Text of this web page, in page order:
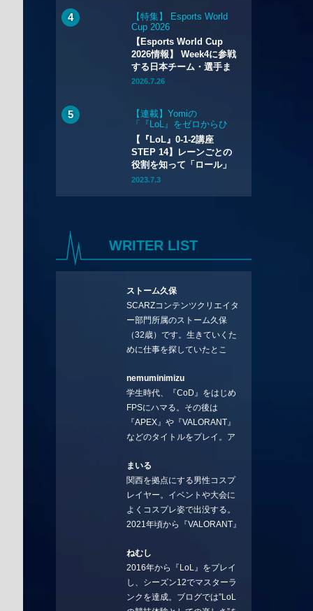
【特集】 Esports World
Cup 2026
【Esports World Cup
2026情報】 Week4に参戦
する日本チーム・選手ま
とめ
2026.7.26
【連載】Yomiの
「『LoL』をゼロからひ
とりでも始められるハウ
ツー講座」
【『LoL』0-1-2講座
STEP 14】レーンごとの
役割を知って「ロール」
を選ぼう
2023.7.3
WRITER LIST
ストーム久保
SCARZコンテンツクリエイタ
ー部門所属のストーム久保
（32歳）です。生きていくた
めに仕事を探していたとこ
コラムを連載させてもらえる
ことになりました。言いたい
ことを言っていきます。X：
https://x.com/stormKUBO
YouTube：
rmKUBO
nemuminimizu
学生時代、『CoD』をはじめ
FPSにハマる。その後は
『APEX』や『VALORANT』
などのタイトルをプレイ。ア
BGMなどを手掛ける作曲家と
フリーランスのライターの二
足の草鞋を履いて幅広く活動
中。無類のラーメン好き！
Twitter:@ongakucas
まいる
関西を拠点にする男性コスプ
レイヤー。イベントや大会に
よくコスプレ姿で出没する。
2021年頃から『VALORANT』
続ける。現在の推しチームは
「CREST GAMING」。X：
@mlunias（Photo by
Subaru.F.）
ねむし
2016年から『LoL』をプレイ
し、シーズン12でマスターラ
ンクを達成。ブログでは”LoL